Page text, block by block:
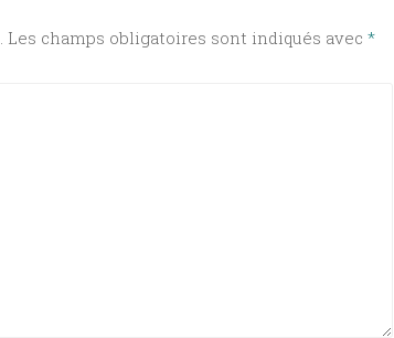
Les champs obligatoires sont indiqués avec *